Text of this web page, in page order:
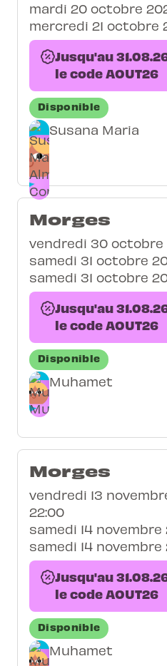
mardi 20 octobre
mercredi 21 octobre
Jusqu'au
le code AOUT26
Disponible
Susana Maria
Morges
vendredi 30 octobre
samedi 31 octobre
samedi 31 octobre
Jusqu'au
le code AOUT26
Disponible
Muhamet
Morges
vendredi 13
22:00
samedi 14 novembre
samedi 14 novembre
Jusqu'au
le code AOUT26
Disponible
Muhamet